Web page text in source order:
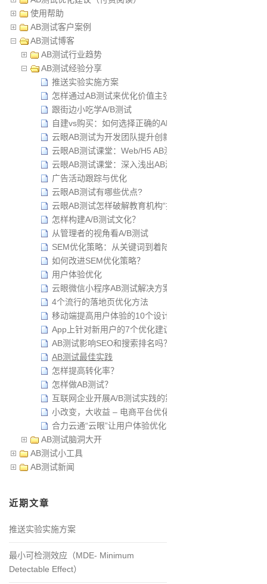
使用帮助
AB测试客户案例
AB测试博客
AB测试行业趋势
AB测试经验分享
推送实验实施方案
怎样通过AB测试来优化价值主张？
跟街边小吃学A/B测试
自建vs购买：如何选择正确的AB测试解决方案？
云眼AB测试为开发团队提升创新效率
云眼AB测试课堂：Web/H5 AB测试操作指导
云眼AB测试课堂：深入浅出AB测试之理论&最佳实践案例
广告活动跟踪与优化
云眼AB测试有哪些优点?
云眼AB测试怎样破解教育机构“招生难”？
怎样构建A/B测试文化？
从管理者的视角看A/B测试
SEM优化策略：从关键词到着陆页
如何改进SEM优化策略？
用户体验优化
云眼微信小程序AB测试解决方案
4个流行的落地页优化方法
移动端提高用户体验的10个设计原则
App上针对新用户的7个优化建议
AB测试影响SEO和搜索排名吗？
AB测试最佳实践
怎样提高转化率？
怎样做AB测试？
互联网企业开展A/B测试实践的策略
小改变，大收益 – 电商平台优化秘籍
合力云通“云眼”让用户体验优化看得见
AB测试脑洞大开
AB测试小工具
AB测试新闻
近期文章
推送实验实施方案
最小可检测效应（MDE- Minimum
Detectable Effect）